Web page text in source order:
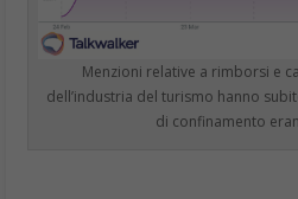
Menzioni relative a rimborsi e
dell’industria del turismo hanno